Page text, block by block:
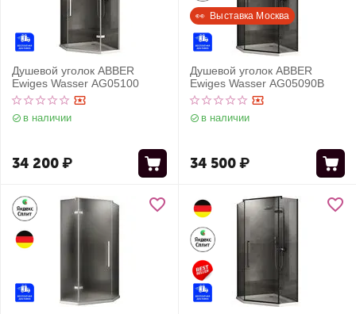
Душевой уголок ABBER
Ewiges Wasser AG05100
в наличии
34 200₽
👀  Выставка Москва
Душевой уголок ABBER
Ewiges Wasser AG05090B
в наличии
34 500₽